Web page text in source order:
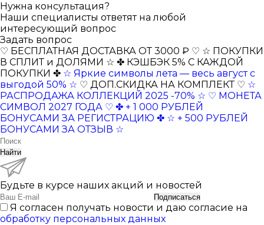
Нужна консультация?
Наши специалисты ответят на любой
интересующий вопрос
Задать вопрос
♡ БЕСПЛАТНАЯ ДОСТАВКА ОТ 3000 ₽ ♡ ☆ ПОКУПКИ
В СПЛИТ и ДОЛЯМИ ☆ ✤ КЭШБЭК 5% С КАЖДОЙ
ПОКУПКИ ✤ ☆ Яркие символы лета — весь август с
выгодой 50% ☆ ♡ ДОП.СКИДКА НА КОМПЛЕКТ ♡ ☆
РАСПРОДАЖА КОЛЛЕКЦИЙ 2025 -70% ☆ ♡ МОНЕТА
СИМВОЛ 2027 ГОДА ♡ ✤ + 1 000 РУБЛЕЙ
БОНУСАМИ ЗА РЕГИСТРАЦИЮ ✤ ☆ + 500 РУБЛЕЙ
БОНУСАМИ ЗА ОТЗЫВ ☆
Найти
Будьте в курсе наших акций и новостей
Подписаться
Я согласен получать новости и даю согласие на
обработку персональных данных